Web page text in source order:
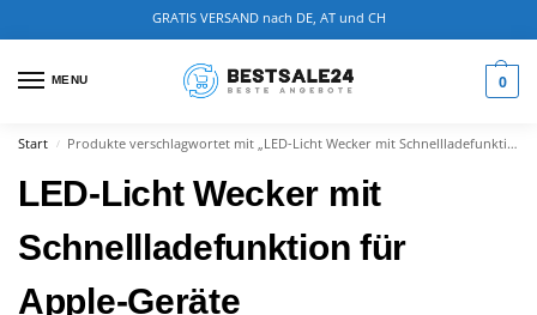
GRATIS VERSAND nach DE, AT und CH
MENU 0
Start / Produkte verschlagwortet mit „LED-Licht Wecker mit Schnellladefunktion für Apple-Geräte“
LED-Licht Wecker mit
Schnellladefunktion für
Apple-Geräte